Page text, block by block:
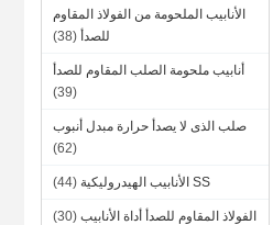
الأنابيب الملحومة من الفولاذ المقاوم
للصدأ (38)
أنابيب ملحومة الصلب المقاوم للصدأ
(39)
صلب الذى لا يصدأ حرارة مبدل أنبوب
(62)
SS الأنابيب الهيدروليكية (44)
الفولاذ المقاوم للصدأ أداة الأنابيب (30)